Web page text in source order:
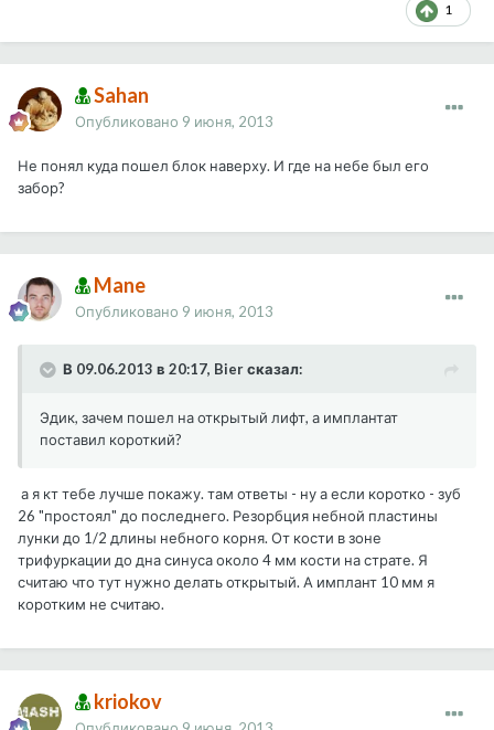
1
Sahan
Опубликовано 9 июня, 2013
Не понял куда пошел блок наверху. И где на небе был его
забор?
Mane
Опубликовано 9 июня, 2013
В 09.06.2013 в 20:17, Bier сказал:
Эдик, зачем пошел на открытый лифт, а имплантат
поставил короткий?
а я кт тебе лучше покажу. там ответы - ну а если коротко - зуб
26 "простоял" до последнего. Резорбция небной пластины
лунки до 1/2 длины небного корня. От кости в зоне
трифуркации до дна синуса около 4 мм кости на страте. Я
считаю что тут нужно делать открытый. А имплант 10 мм я
коротким не считаю.
kriokov